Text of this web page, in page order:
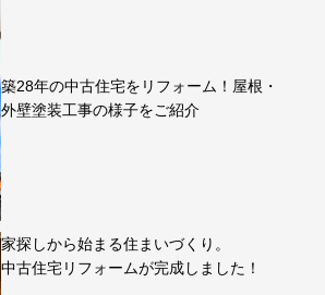
築28年の中古住宅をリフォーム！屋根・
外壁塗装工事の様子をご紹介
家探しから始まる住まいづくり。
中古住宅リフォームが完成しました！